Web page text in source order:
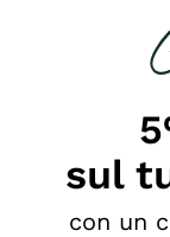
sul
con un